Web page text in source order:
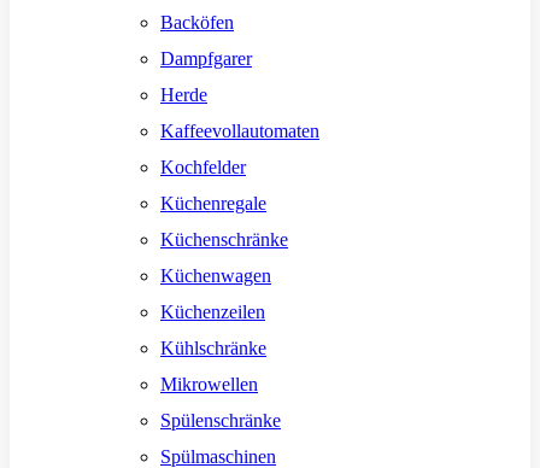
Backöfen
Dampfgarer
Herde
Kaffeevollautomaten
Kochfelder
Küchenregale
Küchenschränke
Küchenwagen
Küchenzeilen
Kühlschränke
Mikrowellen
Spülenschränke
Spülmaschinen